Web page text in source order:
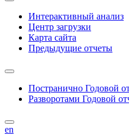
Интерактивный анализ
Центр загрузки
Карта сайта
Предыдущие отчеты
Постранично Годовой
Разворотами Годовой
en